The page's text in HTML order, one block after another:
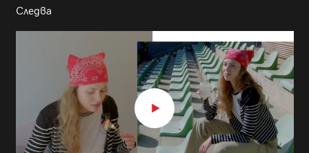
Следва